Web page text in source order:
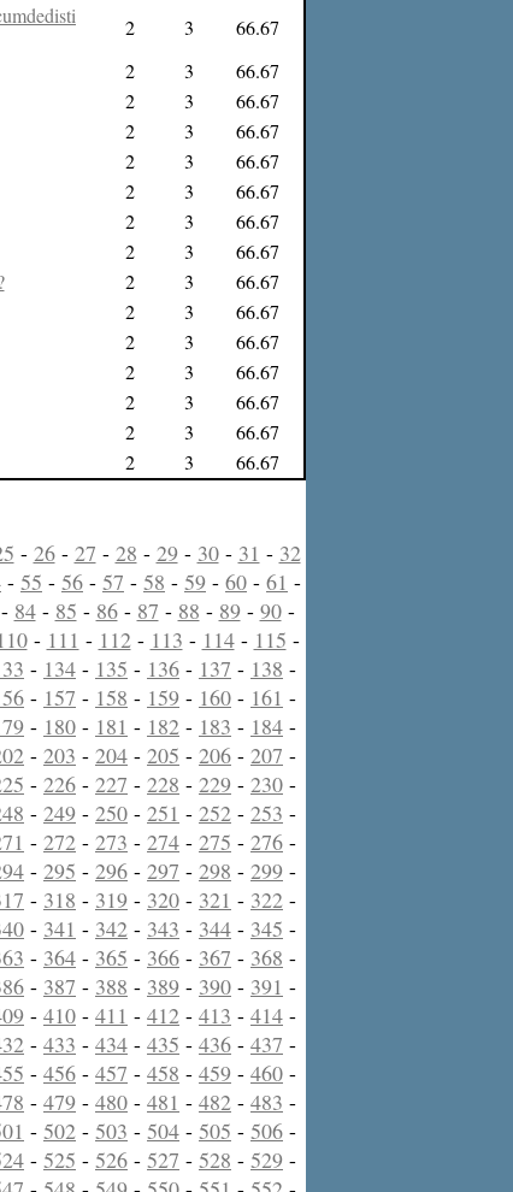
2 3
66.67
2 3
66.67
2 3
66.67
2 3
66.67
2 3
66.67
2 3
66.67
2 3
66.67
2 3
66.67
2 3
66.67
2 3
66.67
2 3
66.67
2 3
66.67
2 3
66.67
2 3
66.67
2 3 66.67
- 26- 27 - 28 - 29- 30- 31 - 32
- 55 - 56 - 57 - 58 - 59 - 60 - 61 -
- 84- 85 - 86- 87 - 88 - 89- 90-
- 111 - 112 - 113 - 114- 115 -
- 134 - 135 - 136 - 137 - 138 -
- 157 - 158 - 159 - 160 - 161 -
- 180 - 181 - 182 - 183 - 184 -
- 203 - 204 - 205 - 206 - 207 -
- 226 - 227 - 228 - 229 - 230 -
- 249 - 250 - 251 - 252 - 253 -
- 272 - 273 - 274 - 275 - 276 -
- 295 - 296 - 297 - 298 - 299 -
- 318 - 319 - 320 - 321 - 322 -
- 341 - 342 - 343 - 344 - 345 -
- 364 - 365 - 366 - 367 - 368 -
- 387 - 388 - 389 - 390 - 391 -
- 410 - 411 - 412 - 413 - 414 -
- 433 - 434 - 435 - 436 - 437 -
- 456 - 457 - 458 - 459 - 460 -
- 479 - 480 - 481 - 482 - 483 -
- 502 - 503 - 504 - 505 - 506 -
- 525 - 526 - 527 - 528 - 529 -